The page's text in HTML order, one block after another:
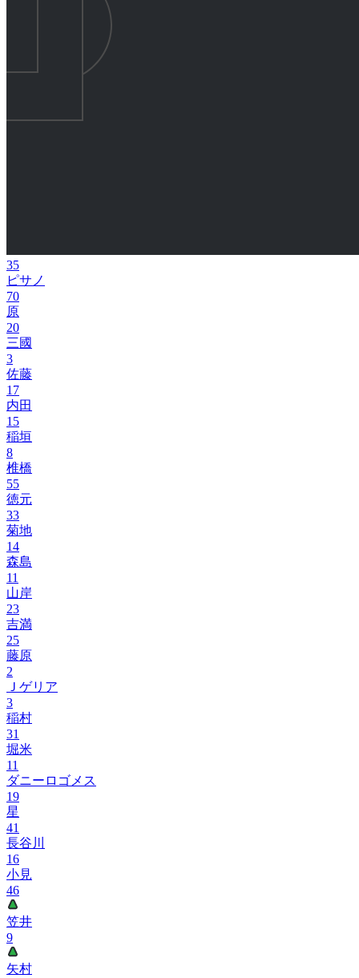
35
ピサノ
70
原
20
三國
3
佐藤
17
内田
15
稲垣
8
椎橋
55
徳元
33
菊地
14
森島
11
山岸
23
吉満
25
藤原
2
Ｊゲリア
3
稲村
31
堀米
11
ダニーロゴメス
19
星
41
長谷川
16
小見
46
笠井
9
矢村